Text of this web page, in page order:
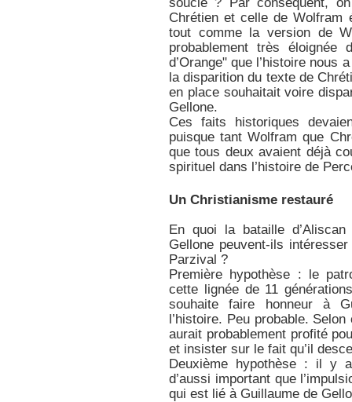
Chrétien et celle de Wolfram
tout comme la version de
probablement très éloignée
d’Orange" que l’histoire nous
la disparition du texte de
en place souhaitait voire
Gellone.
Ces faits historiques
puisque tant Wolfram que
que tous deux avaient déjà
spirituel dans l’histoire de
Un Christianisme restauré
En quoi la bataille
Gellone peuvent-ils
Parzival ?
Première hypothèse : le
cette lignée de 11
souhaite faire honneur à
l’histoire. Peu probable.
aurait probablement profité
et insister sur le fait qu’il
Deuxième hypothèse : il y
d’aussi important que
qui est lié à Guillaume de